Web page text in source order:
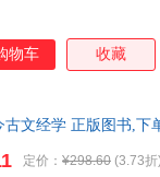
物车 收藏
古文经学 正版图书,下
定价： ¥298.60 (3.73折